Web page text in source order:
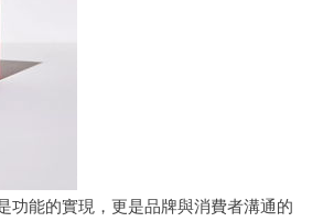
功能的實現，更是品牌與消費者溝通的